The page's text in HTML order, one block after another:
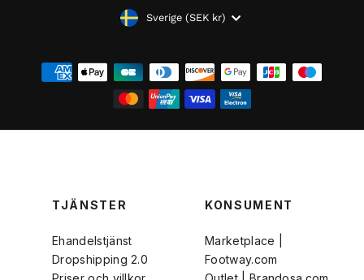
VALUTASverige (SEK kr)
TJÄNSTER
Ehandelstjänst
Dropshipping 2.0
KONSUMENT
Marketplace |
Footway.com